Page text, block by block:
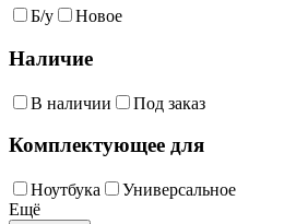
Б/у Новое
Наличие
В наличии Под заказ
Комплектующее для
Ноутбука
Универсальное
Ещё